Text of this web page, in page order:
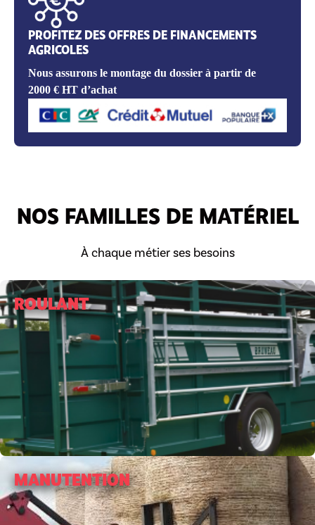
PROFITEZ DES OFFRES DE FINANCEMENTS
AGRICOLES
Nous assurons le montage du dossier à partir de
2000 € HT d’achat
NOS FAMILLES DE MATÉRIEL
À chaque métier ses besoins
ROULANT
MANUTENTION